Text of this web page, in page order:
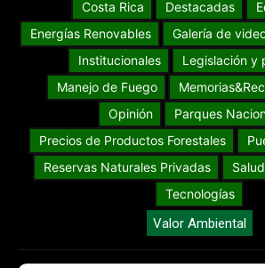
Costa Rica
Destacadas
Energías Renovables
Galería de
Institucionales
Legislación y
Manejo de Fuego
Opinión
Parques
Precios de Productos Forestales
Reservas Naturales Privadas
Salud
Tecnologías
Valor Ambiental